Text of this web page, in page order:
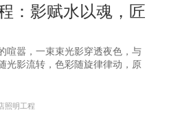
：影赋水以魂，匠
喧嚣，一束束光影穿透夜色，与
光影流转，色彩随旋律律动，原
照明工程